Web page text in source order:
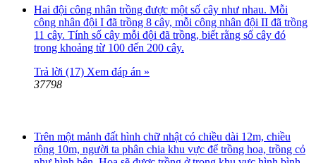
Hai đội công nhân trồng được một số cây như nhau. Mỗi
công nhân đội I đã trồng 8 cây, mỗi công nhân đội II đã trồng
11 cây. Tính số cây mỗi đội đã trồng, biết rằng số cây đó
trong khoảng từ 100 đến 200 cây.
Trả lời (17) Xem đáp án »
37798
Trên một mảnh đất hình chữ nhật có chiều dài 12m, chiều
rộng 10m, người ta phân chia khu vực để trồng hoa, trồng cỏ